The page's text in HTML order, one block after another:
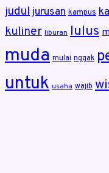
judul jurusan kampus
kuliner liburan lulus
muda mulai nggak
untuk usaha wajib